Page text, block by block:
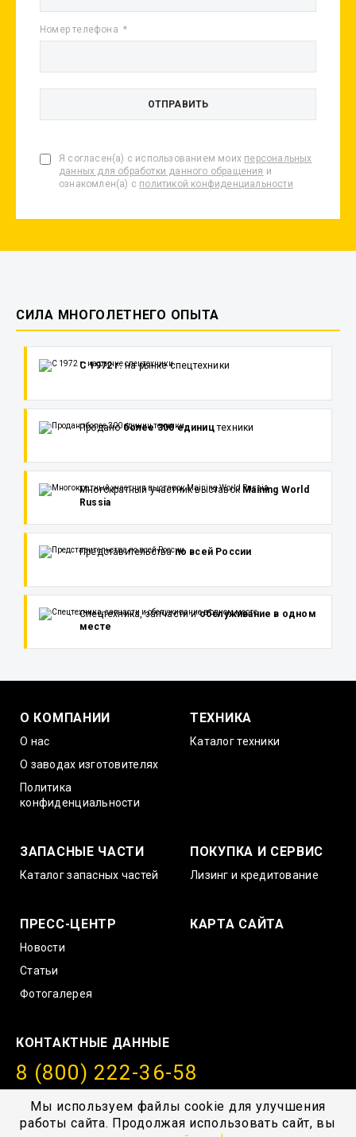
Мы используем файлы cookie для улучшения
работы сайта. Продолжая использовать сайт, вы
Номер телефона
Я согласен(а) с использованием моих персональных
данных для обработки данного обращения и
ознакомлен(а) с политикой конфиденциальности
СИЛА МНОГОЛЕТНЕГО ОПЫТА
С 1972 г.на рынке спецтехники
Проданоболее 300 едиництехники
Многократный участник выставок Maining World
Russia
Представительствапо всей России
Спецтехника, запчасти иобслуживание в одном
месте
О КОМПАНИИ
О нас
О заводах изготовителях
Политика
конфиденциальности
ТЕХНИКА
Каталог техники
ЗАПАСНЫЕ ЧАСТИ
Каталог запасных частей
ПОКУПКА И СЕРВИС
Лизинг и кредитование
ПРЕСС-ЦЕНТР
Новости
Статьи
Фотогалерея
КАРТА САЙТА
КОНТАКТНЫЕ ДАННЫЕ
8 (800) 222-36-58
info@amurstroy.su
© 2004—2026, ГК “АмурСтройТехника”, г. Хабаровск,